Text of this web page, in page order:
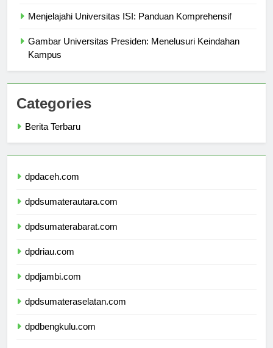
Gambar Universitas Presiden: Menelusuri Keindahan
Categories